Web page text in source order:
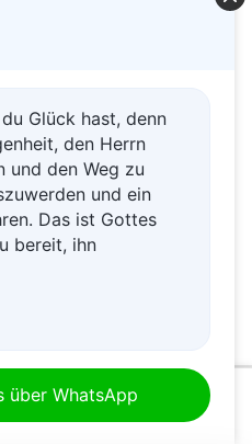
gezielt das
an der sie sich
an der Ausführung ihrer
geben absichtlich
das Essen von
zu machen. Diese
die unter
gehen aber
einige
Glück hast, denn
den Herrn
und den Weg zu
und ein
Das ist Gottes
bereit, ihn
über WhatsApp